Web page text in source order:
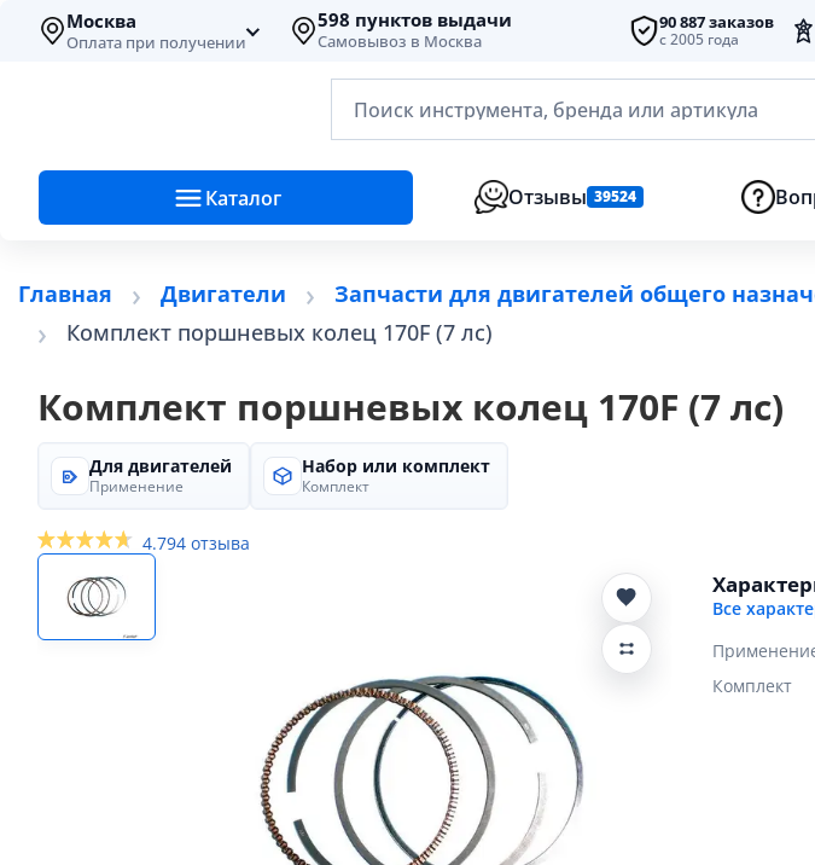
Москва
Оплата при получении
598 пунктов выдачи
Самовывоз в Москва
90 887 заказов
с 2005 года
Поиск инструмента, бренда или артикула
Каталог Отзывы 39524
Главная Двигатели Запчасти для двигателей общего
Комплект поршневых колец 170F (7 лс)
Комплект поршневых колец 170F (7 лс)
Для двигателей
Применение
Набор или комплект
Комплект
4.794 отзыва
Все
Комплект